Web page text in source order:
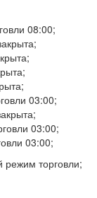
08:00;
03:00;
03:00;
03:00;
режим торговли;